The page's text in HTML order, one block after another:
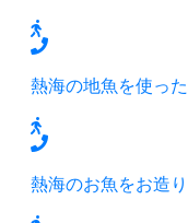
熱海の地魚を使っ
熱海のお魚をお造